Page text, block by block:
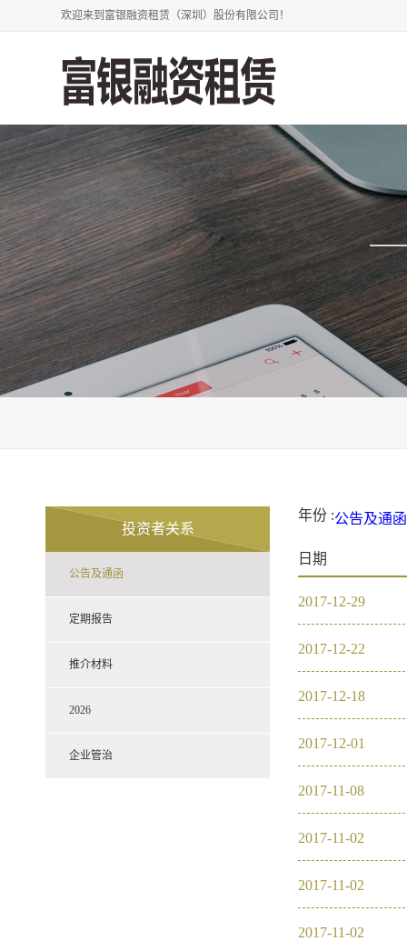
欢迎来到富银融资租赁（深圳）股份有限公司！
投资者关系
公告及通函
2021
2020
2019
2018
定期报告
推介材料
2026
企业管治
年份 :公告及通函
推介材料
2026
日期
2017-12-29
2017-12-22
2017-12-18
2017-12-01
2017-11-08
2017-11-02
2017-11-02
2017-11-02